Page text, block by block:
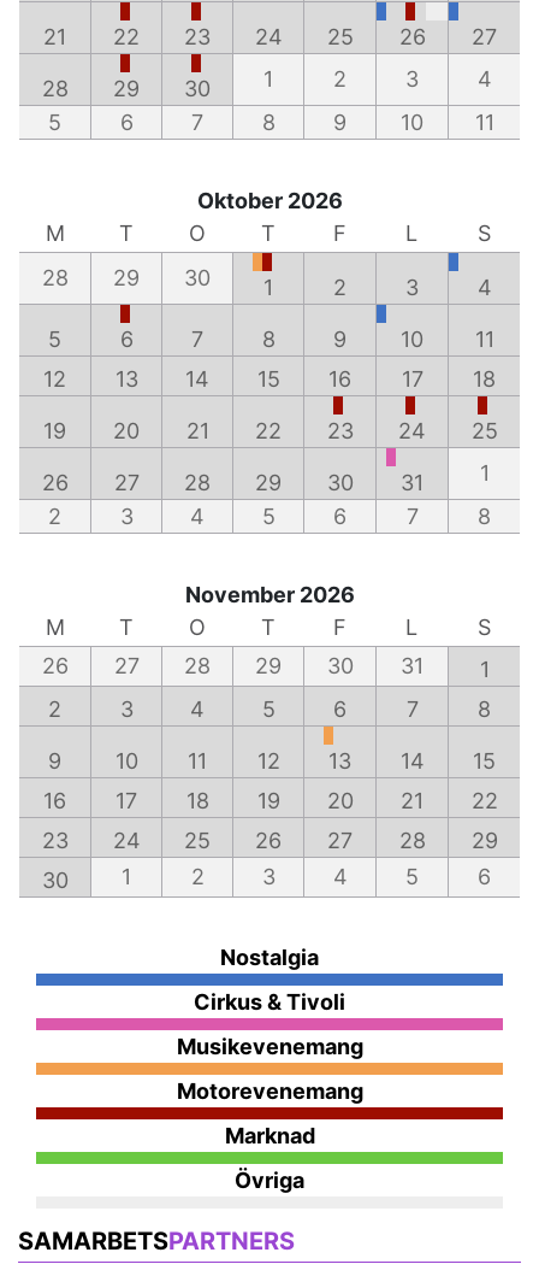
21 22 23 24 25 26 27
28 29 30 1 2 3
4
5
6 7 8 9 10 11
Oktober 2026
M
T O T F L
S
28
29 30 1 2 3 4
5 6 7 8 9 10
11
12
13 14 15 16 17 18
19 20 21 22 23 24 25
26 27 28 29 30 31
1
2
3 4 5 6 7 8
November 2026
M
T O T F L
S
26
27 28 29 30 31
1
2
3 4 5 6 7 8
9 10 11 12 13 14
15
16
17 18 19 20 21
22
23
24 25 26 27 28
29
30
1 2 3 4 5 6
Nostalgia
Cirkus & Tivoli
Musikevenemang
Motorevenemang
Marknad
Övriga
SAMARBETSPARTNERS